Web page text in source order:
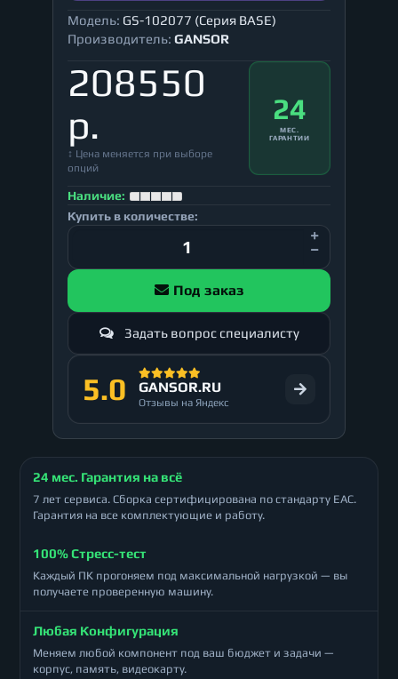
Модель: GS-102077 (Серия BASE)
Производитель: GANSOR
208550
р.
↕ Цена меняется при выборе
опций
24
МЕС.
ГАРАНТИИ
Наличие:
Купить в количестве:
Под заказ
Задать вопрос специалисту
5.0 GANSOR.RU
Отзывы на Яндекс
24 мес. Гарантия на всё
7 лет сервиса. Сборка сертифицирована по стандарту ЕАС.
Гарантия на все комплектующие и работу.
100% Стресс-тест
Каждый ПК прогоняем под максимальной нагрузкой — вы
получаете проверенную машину.
Любая Конфигурация
Меняем любой компонент под ваш бюджет и задачи —
корпус, память, видеокарту.